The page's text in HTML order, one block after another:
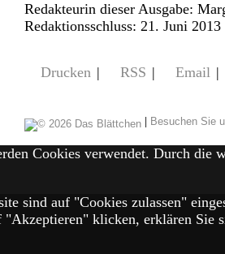
Redakteurin dieser Ausgabe:
Redaktionsschluss: 21. Juni 2013
Drucken | RSS | Email |
| Besuchen Sie
Cookies verwendet. Durch die
sind auf "Cookies zulassen"
klicken, erklären Sie